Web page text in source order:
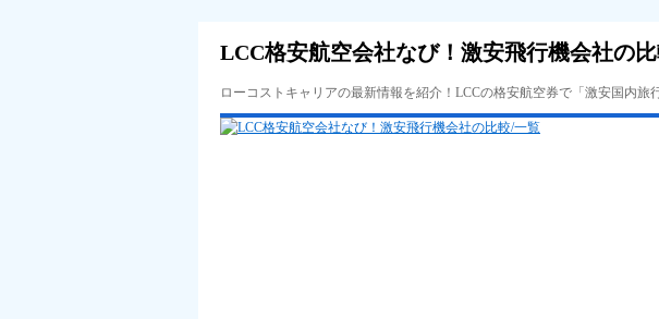
LCC格安航空会社なび！激安飛行機会社の
ローコストキャリアの最新情報を紹介！LCCの格安航空券で「激安国内